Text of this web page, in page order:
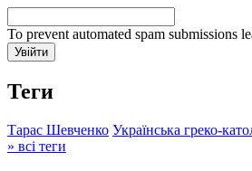
To prevent automated spam submissions
Теги
Тарас Шевченко Українська греко-
» всі теги